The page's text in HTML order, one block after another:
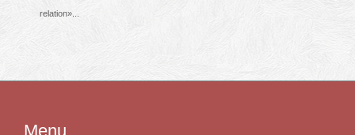
relation»...
Menu